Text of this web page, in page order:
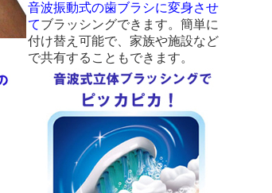
音波振動式の歯ブラシに変身させ
てブラッシングできます。簡単に
付け替え可能で、家族や施設など
で共有することもできます。